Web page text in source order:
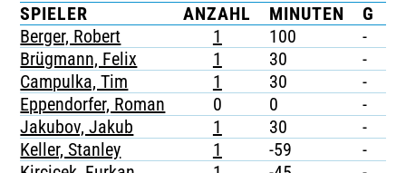
TICKETING
SPIELER
ANZAHL MINUTEN G
Berger, Robert
1 100 -
Brügmann, Felix
1 30 -
Campulka, Tim
1 30 -
Eppendorfer, Roman
0 0 -
Jakubov, Jakub
1 30 -
Keller, Stanley
1 -59 -